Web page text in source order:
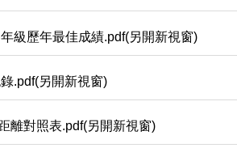
級歷年最佳成績.pdf(另開新視窗)
.pdf(另開新視窗)
離對照表.pdf(另開新視窗)